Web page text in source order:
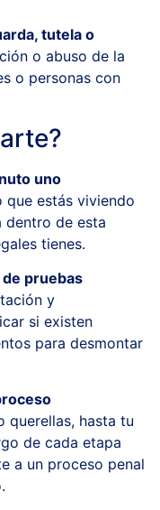
tutela o
o abuso de la
o personas con
uno
que estás viviendo
dentro de esta
tienes.
pruebas
y
si existen
para desmontar
querellas, hasta tu
de cada etapa
a un proceso penal